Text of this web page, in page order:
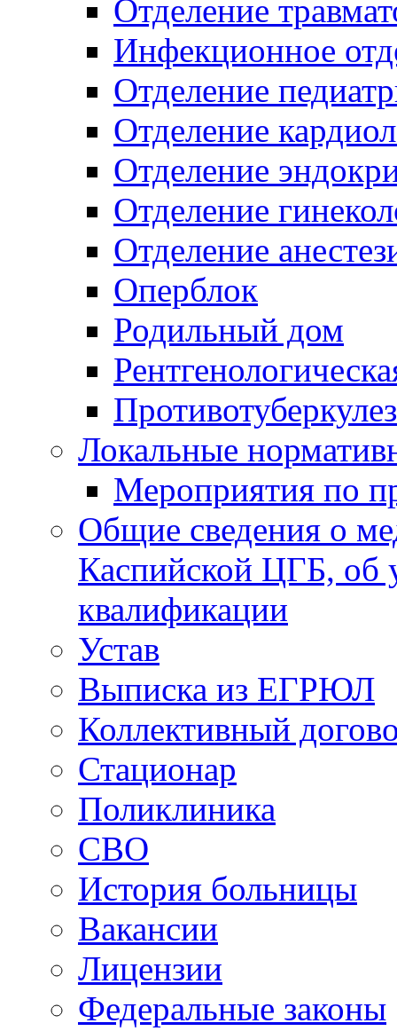
Отделение
Инфекционное
Отделение
Отделение
Отделение
Отделение
Отделение
Оперблок
Родильный дом
Локальные
Мероприятия по
Общие сведения о
Каспийской ЦГБ, об
квалификации
Устав
Выписка из ЕГРЮЛ
Коллективный
Стационар
Поликлиника
СВО
История больницы
Вакансии
Лицензии
Федеральные законы